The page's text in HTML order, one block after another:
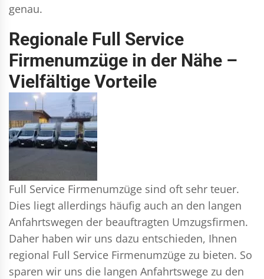
genau.
Regionale Full Service
Firmenumzüge in der Nähe –
Vielfältige Vorteile
Full Service Firmenumzüge sind oft sehr teuer.
Dies liegt allerdings häufig auch an den langen
Anfahrtswegen der beauftragten Umzugsfirmen.
Daher haben wir uns dazu entschieden, Ihnen
regional Full Service Firmenumzüge zu bieten. So
sparen wir uns die langen Anfahrtswege zu den